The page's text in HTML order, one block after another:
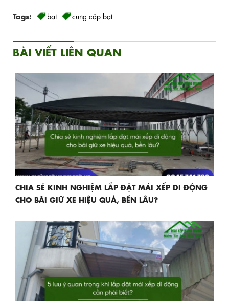
Tags: bạt cung cấp bạt
BÀI VIẾT LIÊN QUAN
CHIA SẺ KINH NGHIỆM LẮP ĐẶT MÁI XẾP DI ĐỘNG
CHO BÃI GIỮ XE HIỆU QUẢ, BỀN LÂU?